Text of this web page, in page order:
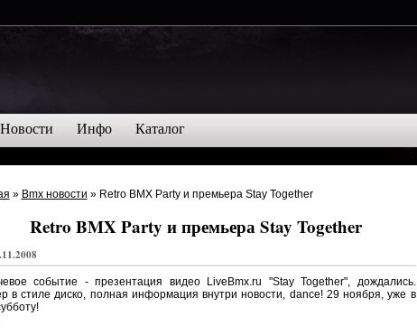
Новости Инфо Каталог
» Bmx новости » Retro BMX Party и премьера Stay Together
Retro BMX Party и премьера Stay Together
событие - презентация видео LiveBmx.ru "Stay Together", дождались.
в стиле диско, полная информация внутри новости, dance! 29 ноября, уже в